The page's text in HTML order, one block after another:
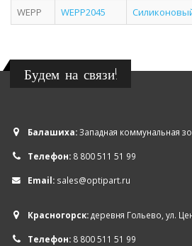
WEPP
WEPP2045
Будем на связи!
Балашиха:Западная коммунальная
Телефон: 8 800 511 51 99
Email: sales@optipart.ru
Красногорск:деревня Гольево, ул.
Телефон: 8 800 511 51 99